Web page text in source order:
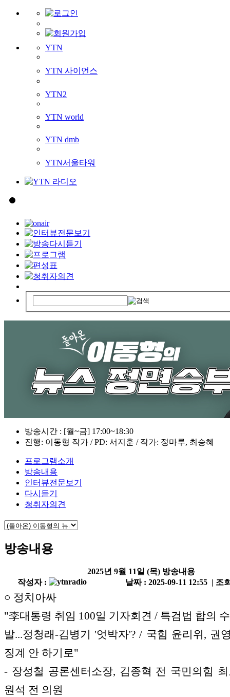
YTN
YTN 사이언스
YTN2
YTN world
YTN dmb
YTN서울타워
방송시간 : [월~금] 17:00~18:30
진행: 이동형 작가 / PD: 서지훈 / 작가: 정마루, 최승혜
프로그램소개
방송내용
인터뷰전문보기
다시듣기
청취자의견
방송내용
2025년 9월 11일 (목) 방송내용
작성자 :
날짜 : 2025-09-11 12:55 | 조
○ 정치아싸
"李대통령 취임 100일 기자회견 / 특검법 합의
발...정청래-김병기 '엇박자'? / 국힘 윤리위, 권
징계 안 하기로"
- 장성철 공론센터소장, 김종혁 전 국민의힘
원석 전 의원